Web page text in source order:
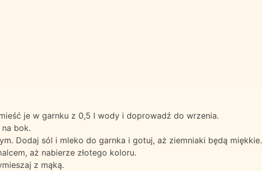
je w garnku z 0,5 l wody i doprowadź do wrzenia.
bok.
Dodaj sól i mleko do garnka i gotuj, aż ziemniaki będą miękkie.
aż nabierze złotego koloru.
z mąką.